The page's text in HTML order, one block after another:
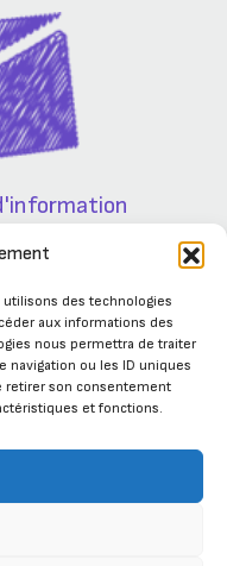
des technologies
aux informations des
nous permettra de traiter
ou les ID uniques
retirer son consentement
et fonctions.